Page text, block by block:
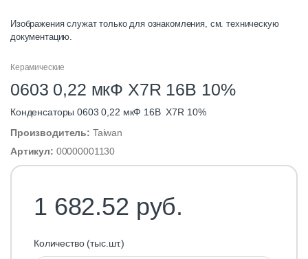
Изображения служат только для ознакомления, см. техническую
документацию.
Керамические
0603 0,22 мкФ X7R 16В 10%
Конденсаторы 0603 0,22 мкФ 16В X7R 10%
Производитель: Taiwan
Артикул: 00000001130
1 682.52 руб.
Количество (тыс.шт.)